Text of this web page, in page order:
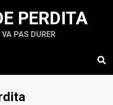
PERDITA
PAS DURER
autrice